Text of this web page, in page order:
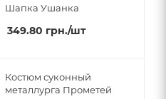
Шапка Ушанка
349.80 грн./шт
Костюм суконный
металлурга Прометей